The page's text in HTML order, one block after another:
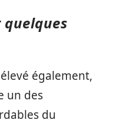
également,
un des
du